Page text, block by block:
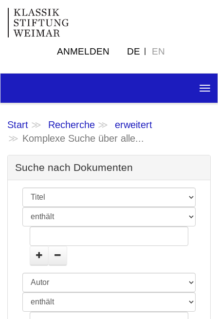
ANMELDEN DE EN
Start Recherche
erweitert
Komplexe Suche über alle...
Suche nach Dokumenten